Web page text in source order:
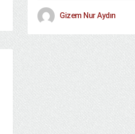
Gizem Nur Aydın